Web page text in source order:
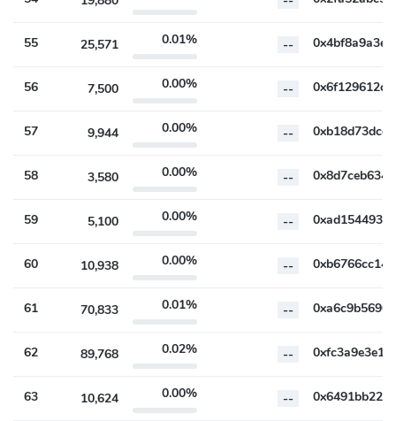
55 25,571 0.01% --
56 7,500 0.00% --
57 9,944 0.00% --
58 3,580 0.00% --
59 5,100 0.00% --
60 10,938 0.00% --
61 70,833 0.01% --
62 89,768 0.02% --
63 10,624 0.00% --